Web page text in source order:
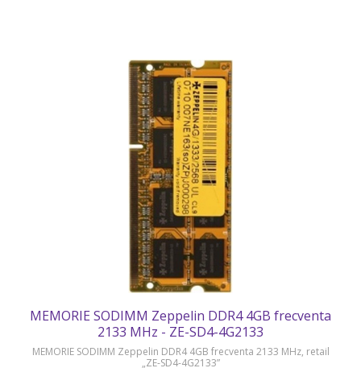
MEMORIE SODIMM Zeppelin DDR4 4GB frecventa
2133 MHz - ZE-SD4-4G2133
MEMORIE SODIMM Zeppelin DDR4 4GB frecventa 2133 MHz, retail
„ZE-SD4-4G2133”